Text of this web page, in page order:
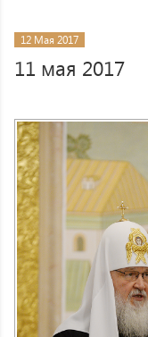
12 Мая 2017
11 мая 2017